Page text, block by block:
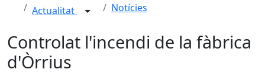
Actualitat Notícies
Controlat l'incendi de la fàbrica
d'Òrrius